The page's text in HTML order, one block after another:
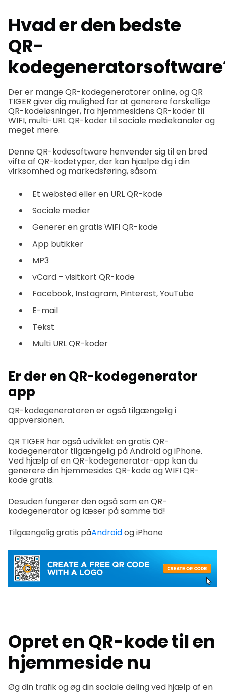
Hvad er den bedste
QR-
Der er mange QR-kodegeneratorer online, og QR
TIGER giver dig mulighed for at generere forskellige
QR-kodeløsninger, fra hjemmesidens QR-koder til
WIFI, multi-URL QR-koder til sociale mediekanaler og
meget mere.
Denne QR-kodesoftware henvender sig til en bred
vifte af QR-kodetyper, der kan hjælpe dig i din
virksomhed og markedsføring, såsom:
Et websted eller en URL QR-kode
Sociale medier
Generer en gratis WiFi QR-kode
App butikker
MP3
vCard – visitkort QR-kode
Facebook, Instagram, Pinterest, YouTube
E-mail
Tekst
Multi URL QR-koder
Er der en QR-kodegenerator
app
QR-kodegeneratoren er også tilgængelig i
appversionen.
QR TIGER har også udviklet en gratis QR-
kodegenerator tilgængelig på Android og iPhone.
Ved hjælp af en QR-kodegenerator-app kan du
generere din hjemmesides QR-kode og WIFI QR-
kode gratis.
Desuden fungerer den også som en QR-
kodegenerator og læser på samme tid!
Tilgængelig gratis påAndroidog iPhone
Opret en QR-kode til en
hjemmeside nu
Øg din trafik og øg din sociale deling ved hjælp af en